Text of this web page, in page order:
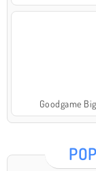
Goodgame